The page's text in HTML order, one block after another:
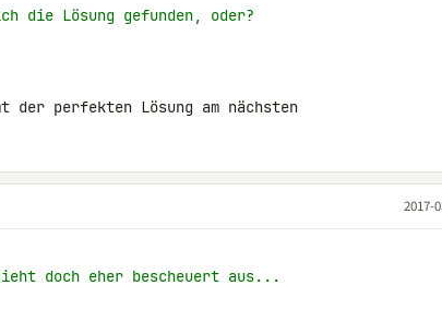
die Lösung gefunden, oder?
der perfekten Lösung am nächsten
2017-
doch eher bescheuert aus...